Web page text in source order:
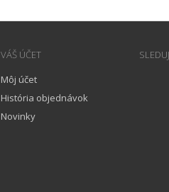
VÁŠ ÚČET
Môj účet
História objednávok
Novinky